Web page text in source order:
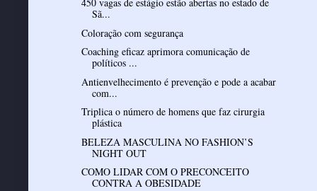
Sã...
Coloração com segurança
Coaching eficaz aprimora comunicação de
políticos ...
Antienvelhecimento é prevenção e pode a acabar
com...
Triplica o número de homens que faz cirurgia
plástica
BELEZA MASCULINA NO FASHION’S
NIGHT OUT
COMO LIDAR COM O PRECONCEITO
CONTRA A OBESIDADE